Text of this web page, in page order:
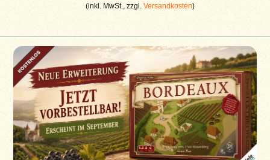
(inkl. MwSt., zzgl.Versandkosten)